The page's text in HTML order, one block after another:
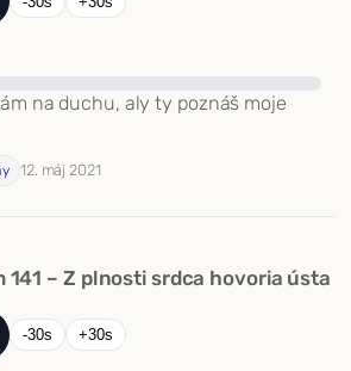
na duchu, aly ty poznáš moje
12. máj 2021
141 – Z plnosti srdca hovoria ústa
-30s +30s